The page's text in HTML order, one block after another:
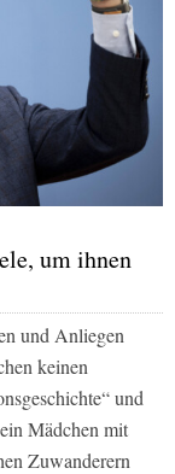
um ihnen
und Anliegen
keinen
und
Mädchen mit
Zuwanderern